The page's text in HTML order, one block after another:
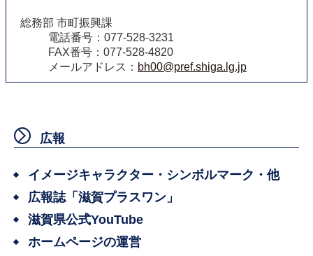
総務部 市町振興課
電話番号：077-528-3231
FAX番号：077-528-4820
メールアドレス： bh00@pref.shiga.lg.jp
広報
イメージキャラクター・シンボルマーク・他
広報誌「滋賀プラスワン」
滋賀県公式YouTube
ホームページの運営